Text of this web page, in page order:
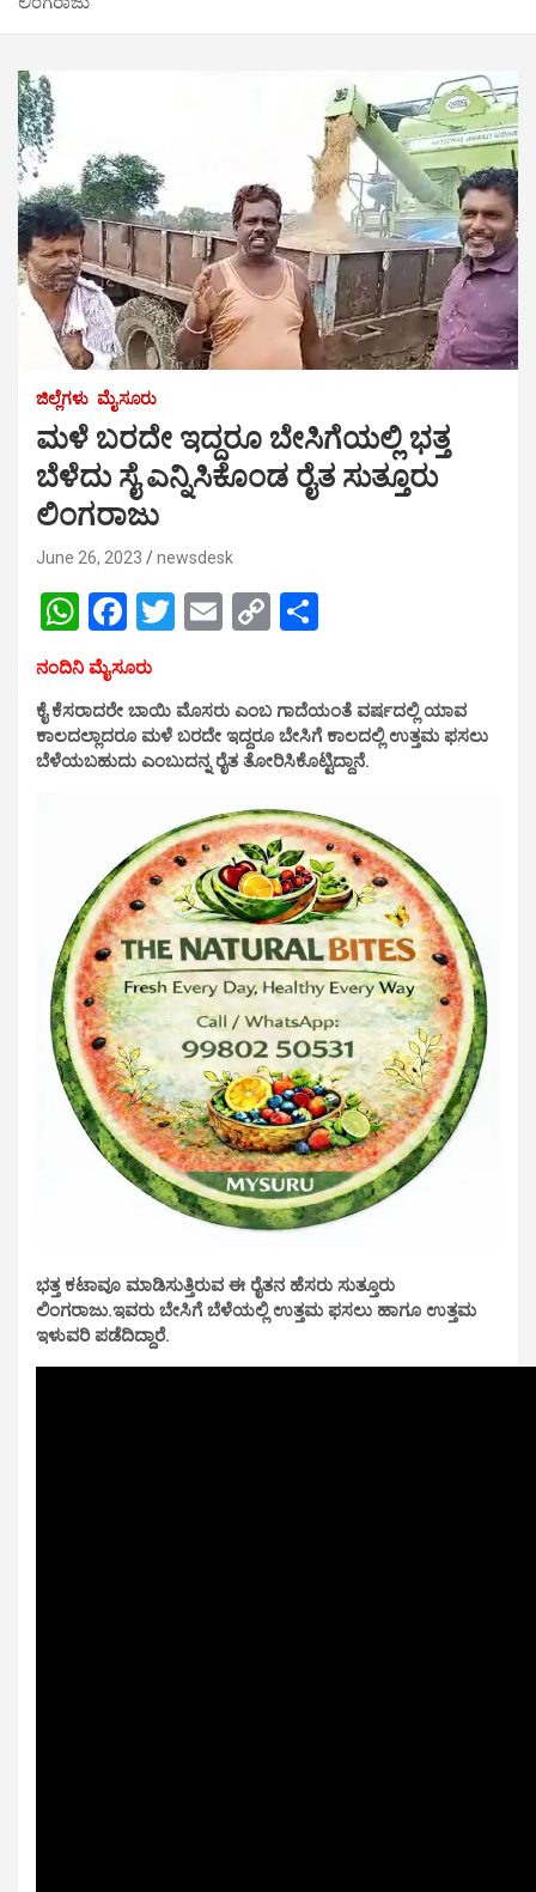
ಜಿಲ್ಲೆಗಳು ಮೈಸೂರು
ಮಳೆ ಬರದೇ ಇದ್ದರೂ ಬೇಸಿಗೆಯಲ್ಲಿ ಭತ್ತ
ಬೆಳೆದು ಸೈ ಎನ್ನಿಸಿಕೊಂಡ ರೈತ ಸುತ್ತೂರು
ಲಿಂಗರಾಜು
June 26, 2023 newsdesk
W
h
at
s
A
F
a
ce
b
o
k
T
er
E
C
Li
n
k
e
ನಂದಿನಿ ಮೈಸೂರು
ಕೈ ಕೆಸರಾದರೇ ಬಾಯಿ ಮೊಸರು ಎಂಬ ಗಾದೆಯಂತೆ ವರ್ಷದಲ್ಲಿ ಯಾವ
ಕಾಲದಲ್ಲಾದರೂ ಮಳೆ ಬರದೇ ಇದ್ದರೂ ಬೇಸಿಗೆ ಕಾಲದಲ್ಲಿ ಉತ್ತಮ ಫಸಲು
ಬೆಳೆಯಬಹುದು ಎಂಬುದನ್ನ ರೈತ ತೋರಿಸಿಕೊಟ್ಟಿದ್ದಾನೆ.
ಭತ್ತ ಕಟಾವೂ ಮಾಡಿಸುತ್ತಿರುವ ಈ ರೈತನ ಹೆಸರು ಸುತ್ತೂರು
ಲಿಂಗರಾಜು.ಇವರು ಬೇಸಿಗೆ ಬೆಳೆಯಲ್ಲಿ ಉತ್ತಮ ಫಸಲು ಹಾಗೂ ಉತ್ತಮ
ಇಳುವರಿ ಪಡೆದಿದ್ದಾರೆ.